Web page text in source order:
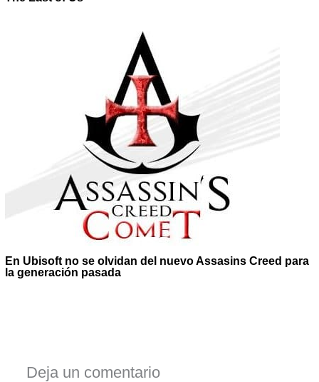
En Ubisoft no se olvidan del nuevo Assasins Creed para
la generación pasada
Deja un comentario